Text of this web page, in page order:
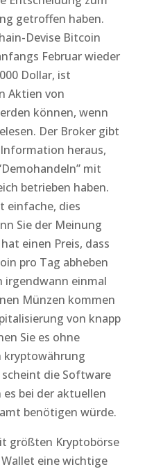
getroffen haben.
Devise Bitcoin
Februar wieder
Dollar, ist
Aktien von
können, wenn
Der Broker gibt
heraus,
mit
betrieben haben.
einfache, dies
Sie der Meinung
einen Preis, dass
pro Tag abheben
irgendwann einmal
Münzen kommen
von knapp
Sie es ohne
kryptowährung
die Software
bei der aktuellen
benötigen würde.
größten Kryptobörse
eine wichtige